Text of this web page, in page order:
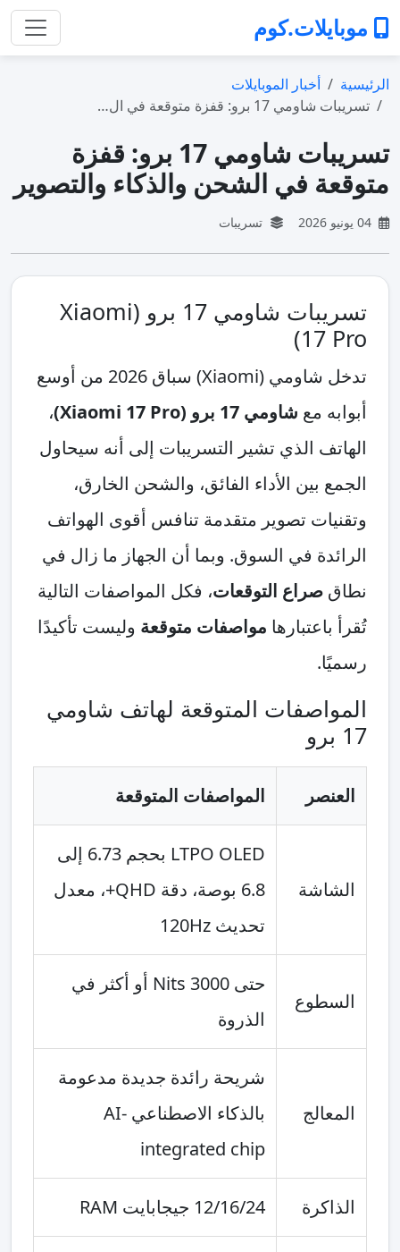
موبايلات.كوم
الرئيسية
أخبار الموبايلات
تسريبات شاومي 17 برو: قفزة متوقعة في ال…
تسريبات شاومي 17 برو: قفزة
متوقعة في الشحن والذكاء والتصوير
تسريبات
تسريبات شاومي 17 برو (Xiaomi
17 Pro)
تدخل شاومي (Xiaomi) سباق 2026 من أوسع
أبوابه مع شاومي 17 برو (Xiaomi 17 Pro)
،
الهاتف الذي تشير التسريبات إلى أنه سيحاول
الجمع بين الأداء الفائق، والشحن الخارق،
وتقنيات تصوير متقدمة تنافس أقوى الهواتف
الرائدة في السوق. وبما أن الجهاز ما زال في
نطاق صراع التوقعات، فكل المواصفات التالية
تُقرأ باعتبارها مواصفات متوقعة وليست تأكيدًا
رسميًا.
المواصفات المتوقعة لهاتف شاومي
17 برو
العنصر المواصفات المتوقعة
الشاشة
LTPO OLED بحجم 6.73 إلى
6.8 بوصة، دقة QHD+، معدل
تحديث 120Hz
السطوع
حتى 3000 Nits أو أكثر في
الذروة
المعالج
شريحة رائدة جديدة مدعومة
بالذكاء الاصطناعي AI-
integrated chip
الذاكرة 12/16/24 جيجابايت RAM